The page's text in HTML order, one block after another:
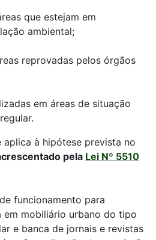
que estejam em
ambiental;
reprovadas pelos órgãos
em áreas de situação
aplica à hipótese prevista no
pela Lei Nº 5510
funcionamento para
em mobiliário urbano do tipo
e banca de jornais e revistas